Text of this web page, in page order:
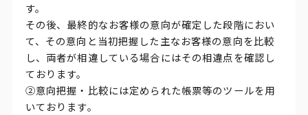
す。
その後、最終的なお客様の意向が確定した段階におい
て、その意向と当初把握した主なお客様の意向を比較
し、両者が相違している場合にはその相違点を確認し
ております。
②意向把握・比較には定められた帳票等のツールを用
いております。